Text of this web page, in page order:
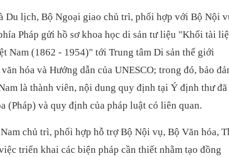
Du lịch, Bộ Ngoại giao chủ trì, phối hợp với Bộ Nội
Pháp gửi hồ sơ khoa học di sản tư liệu "Khối tài
Nam (1862 - 1954)" tới Trung tâm Di sản thế giới
hóa và Hướng dẫn của UNESCO; trong đó, bảo
là thành viên, nội dung quy định tại Ý định thư đã
và quy định của pháp luật có liên quan.
chủ trì, phối hợp hỗ trợ Bộ Nội vụ, Bộ Văn hóa,
triển khai các biện pháp cần thiết nhằm tạo đồng